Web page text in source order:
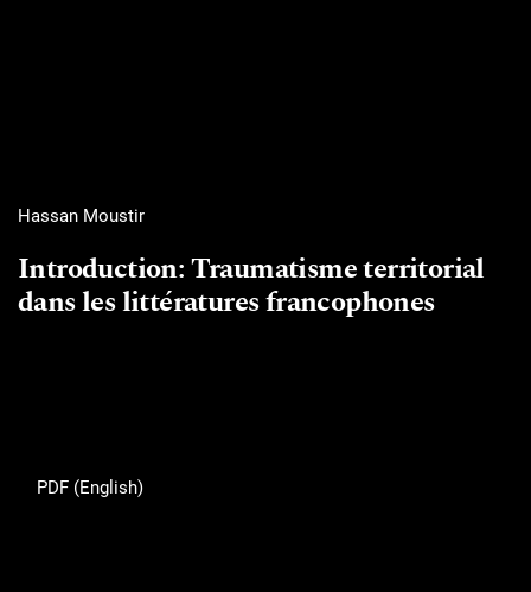
Hassan Moustir
Introduction: Traumatisme territorial
dans les littératures francophones
PDF (English)